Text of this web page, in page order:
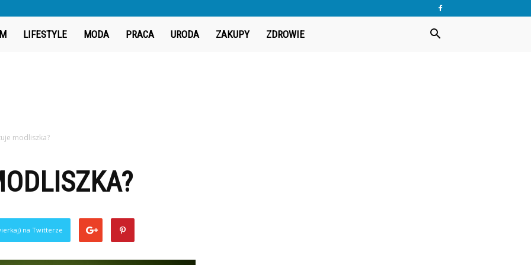
LIFESTYLE MODA PRACA URODA ZAKUPY ZDROWIE
modliszka?
na Twitterze